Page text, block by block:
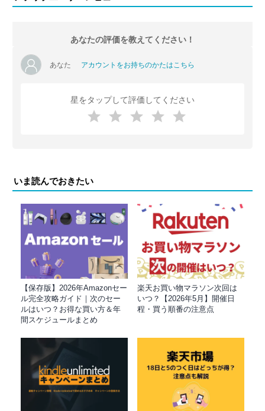
あなたの評価を教えてください！
あなた アカウントをお持ちのかたはこちら
星をタップして評価してください
いま読んでおきたい
【保存版】2026年Amazonセー
ル完全攻略ガイド｜次のセー
ルはいつ？お得な買い方＆年
間スケジュールまとめ
楽天お買い物マラソン次回は
いつ？【2026年5月】開催日
程・買う順番の注意点